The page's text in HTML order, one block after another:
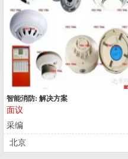
智能消防: 解决方案
面议
采编
北京